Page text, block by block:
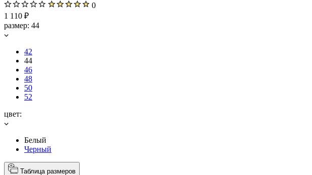
0
1 110 ₽
размер: 44
42
44
46
48
50
52
цвет:
Белый
Черный
Таблица размеров